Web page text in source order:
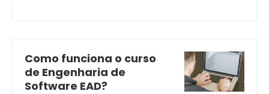
Como funciona o curso
de Engenharia de
Software EAD?